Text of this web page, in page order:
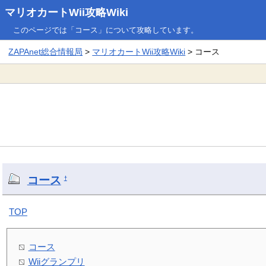
マリオカートWii攻略Wiki
このページでは「コース」について攻略しています。
ZAPAnet総合情報局 > マリオカートWii攻略Wiki > コース
コース †
TOP
コース
Wiiグランプリ